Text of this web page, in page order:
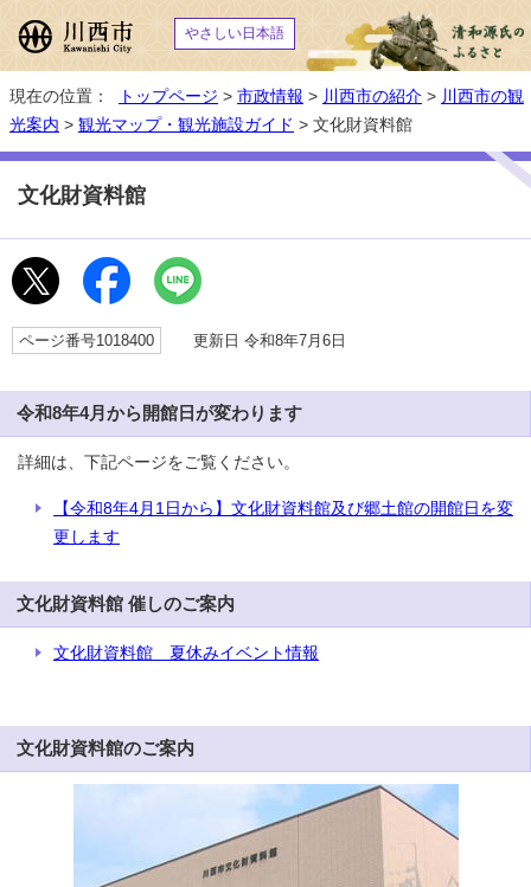
やさしい日本語
現在の位置： トップページ > 市政情報 > 川西市の紹介 > 川西市の観
光案内 > 観光マップ・観光施設ガイド > 文化財資料館
文化財資料館
ページ番号1018400 更新日 令和8年7月6日
令和8年4月から開館日が変わります
詳細は、下記ページをご覧ください。
【令和8年4月1日から】文化財資料館及び郷土館の開館日を変
更します
文化財資料館 催しのご案内
文化財資料館 夏休みイベント情報
文化財資料館のご案内